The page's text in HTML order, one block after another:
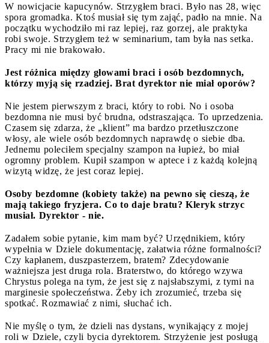
W nowicjacie kapucynów. Strzygłem braci. Było nas 28, więc
spora gromadka. Ktoś musiał się tym zająć, padło na mnie. Na
początku wychodziło mi raz lepiej, raz gorzej, ale praktyka
robi swoje. Strzygłem też w seminarium, tam była nas setka.
Pracy mi nie brakowało.
Jest różnica między głowami braci i osób bezdomnych,
którzy myją się rzadziej. Brat dyrektor nie miał oporów?
Nie jestem pierwszym z braci, który to robi. No i osoba
bezdomna nie musi być brudna, odstraszająca. To uprzedzenia.
Czasem się zdarza, że „klient” ma bardzo przetłuszczone
włosy, ale wiele osób bezdomnych naprawdę o siebie dba.
Jednemu poleciłem specjalny szampon na łupież, bo miał
ogromny problem. Kupił szampon w aptece i z każdą kolejną
wizytą widzę, że jest coraz lepiej.
Osoby bezdomne (kobiety także) na pewno się cieszą, że
mają takiego fryzjera. Co to daje bratu? Kleryk strzyc
musiał. Dyrektor - nie.
Zadałem sobie pytanie, kim mam być? Urzędnikiem, który
wypełnia w Dziele dokumentację, załatwia różne formalności?
Czy kapłanem, duszpasterzem, bratem? Zdecydowanie
ważniejsza jest druga rola. Braterstwo, do którego wzywa
Chrystus polega na tym, że jest się z najsłabszymi, z tymi na
marginesie społeczeństwa. Żeby ich zrozumieć, trzeba się
spotkać. Rozmawiać z nimi, słuchać ich.
Nie myślę o tym, że dzieli nas dystans, wynikający z mojej
roli w Dziele, czyli bycia dyrektorem. Strzyżenie jest posługą